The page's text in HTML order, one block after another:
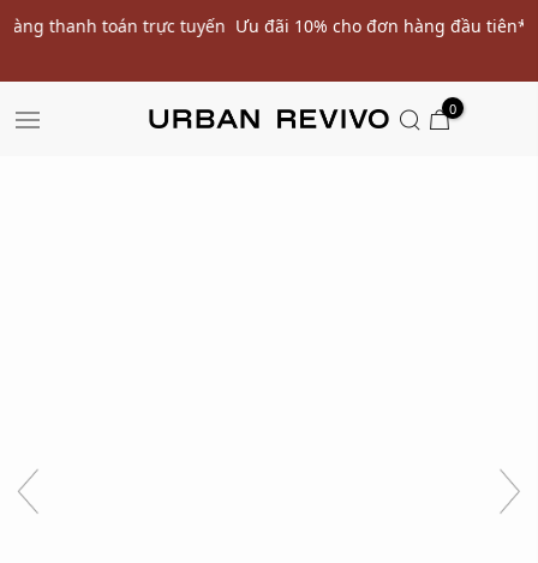
Ưu đãi 10% cho đơn hàng đầu tiên* | Nhập mã: URWELCOME
0
SALE